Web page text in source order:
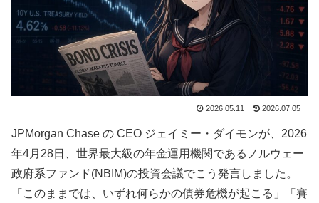
2026.05.11 2026.07.05
JPMorgan Chase の CEO ジェイミー・ダイモンが、2026
年4月28日、世界最大級の年金運用機関であるノルウェー
政府系ファンド(NBIM)の投資会議でこう発言しました。
「このままでは、いずれ何らかの債券危機が起こる」「賽